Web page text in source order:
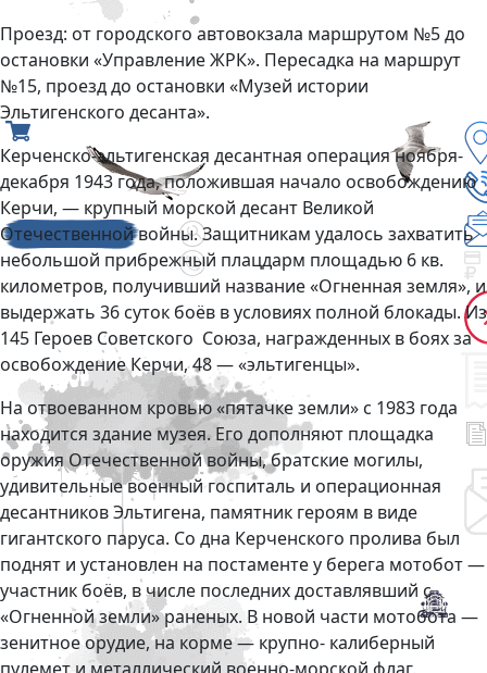
Проезд: от городского автовокзала маршрутом №5 до
остановки «Управление ЖРК». Пересадка на маршрут
№15, проезд до остановки «Музей истории
Эльтигенского десанта».
Керченско-эльтигенская десантная операция ноября-
декабря 1943 года, положившая начало освобождению
Керчи, — крупный морской десант Великой
Отечественной войны. Защитникам удалось захватить
небольшой прибрежный плацдарм площадью 6 кв.
километров, получивший название «Огненная земля», и
выдержать 36 суток боёв в условиях полной блокады. Из
145 Героев Советского Союза, награжденных в боях за
освобождение Керчи, 48 — «эльтигенцы».
На отвоеванном кровью «пятачке земли» с 1983 года
находится здание музея. Его дополняют площадка
оружия Отечественной войны, братские могилы,
удивительные военный госпиталь и операционная
десантников Эльтигена, памятник героям в виде
гигантского паруса. Со дна Керченского пролива был
поднят и установлен на постаменте у берега мотобот —
участник боёв, в числе последних доставлявший с
«Огненной земли» раненых. В новой части мотобота —
зенитное орудие, на корме — крупно- калиберный